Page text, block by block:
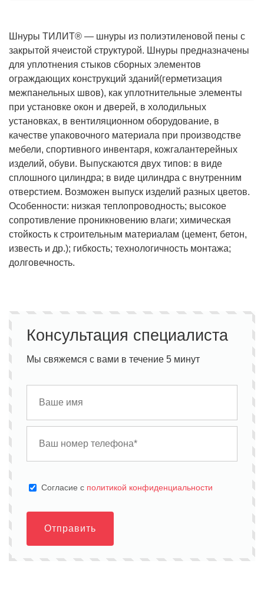
Шнуры ТИЛИТ® — шнуры из полиэтиленовой пены с
закрытой ячеистой структурой. Шнуры предназначены
для уплотнения стыков сборных элементов
ограждающих конструкций зданий(герметизация
межпанельных швов), как уплотнительные элементы
при установке окон и дверей, в холодильных
установках, в вентиляционном оборудование, в
качестве упаковочного материала при производстве
мебели, спортивного инвентаря, кожгалантерейных
изделий, обуви. Выпускаются двух типов: в виде
сплошного цилиндра; в виде цилиндра с внутренним
отверстием. Возможен выпуск изделий разных цветов.
Особенности: низкая теплопроводность; высокое
сопротивление проникновению влаги; химическая
стойкость к строительным материалам (цемент, бетон,
известь и др.); гибкость; технологичность монтажа;
долговечность.
Консультация специалиста
Мы свяжемся с вами в течение 5 минут
Cогласие с политикой конфиденциальности
Отправить